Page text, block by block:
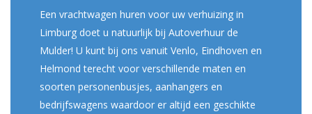
Een vrachtwagen huren voor uw verhuizing in
Limburg doet u natuurlijk bij Autoverhuur de
Mulder! U kunt bij ons vanuit Venlo, Eindhoven en
Helmond terecht voor verschillende maten en
soorten personenbusjes, aanhangers en
bedrijfswagens waardoor er altijd een geschikte